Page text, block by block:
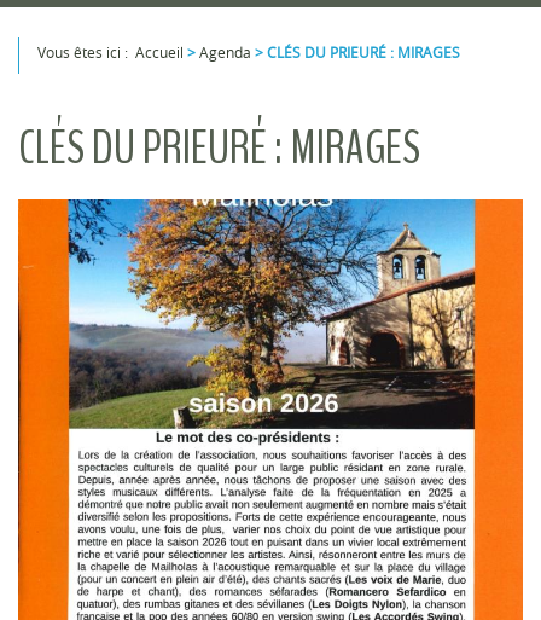
Vous êtes ici :
Vous êtes ici
Accueil >Agenda >CLÉS DU PRIEURÉ : MIRAGES
CLÉS DU PRIEURÉ : MIRAGES